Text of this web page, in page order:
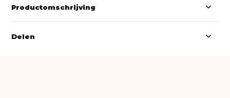
Productomschrijving
Delen